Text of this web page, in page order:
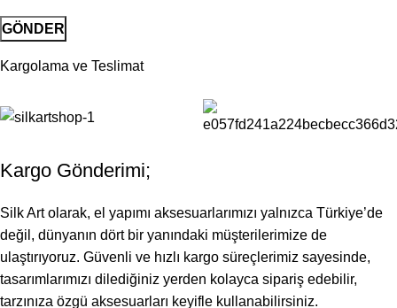
Kargolama ve Teslimat
Kargo Gönderimi;
Silk Art olarak, el yapımı aksesuarlarımızı yalnızca Türkiye’de
değil, dünyanın dört bir yanındaki müşterilerimize de
ulaştırıyoruz. Güvenli ve hızlı kargo süreçlerimiz sayesinde,
tasarımlarımızı dilediğiniz yerden kolayca sipariş edebilir,
tarzınıza özgü aksesuarları keyifle kullanabilirsiniz.